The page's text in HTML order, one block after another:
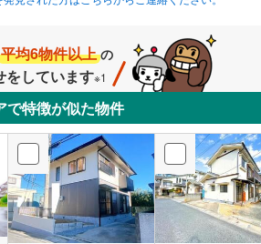
平均6物件以上 の
をしています※1
で特徴が似た物件